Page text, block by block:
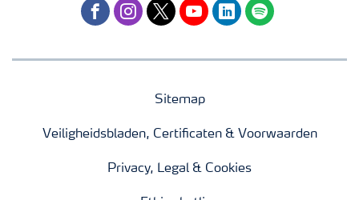
facebookinstagram
twitteryoutubelinkedinspotify
Sitemap
Veiligheidsbladen, Certificaten & Voorwaarden
Privacy, Legal & Cookies